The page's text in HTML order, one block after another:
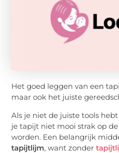
Het goed leggen van een
maar ook het juiste
Als je niet de juiste tools
je tapijt niet mooi strak op
worden. Een belangrijk
tapijtlijm, want zonder